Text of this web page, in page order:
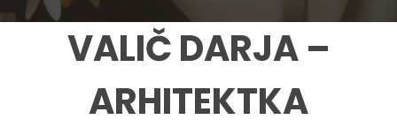
VALIČ DARJA –
ARHITEKTKA